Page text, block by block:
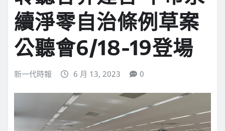
續淨零自治條例草案
公聽會6/18-19登場
新一代時報 6 月 13, 2023 0